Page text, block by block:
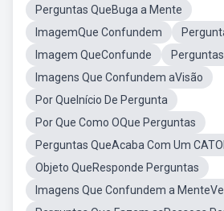
Perguntas QueBuga a Mente
ImagemQue Confundem
Imagem QueConfunde
Imagens Que Confundem aVisão
Por QueInício De Pergunta
Por Que Como OQue Perguntas
Perguntas QueAcaba Com Um
Objeto QueResponde Perguntas
Imagens Que Confundem a